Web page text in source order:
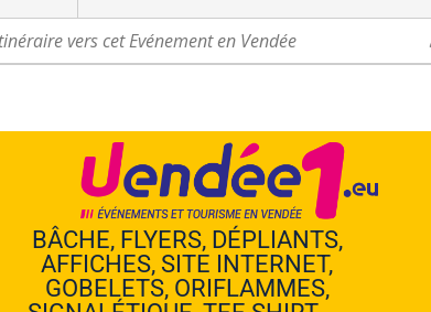
BÂCHE, FLYERS, DÉPLIANTS,
AFFICHES, SITE INTERNET,
GOBELETS, ORIFLAMMES,